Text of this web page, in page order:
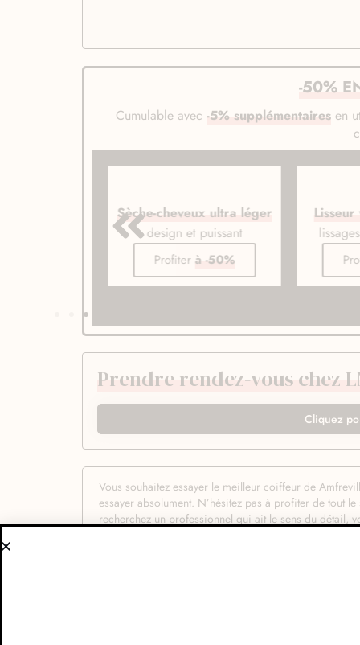
-50%
Cumulable avec -5% supplémentairesen
Sèche-cheveux ultra léger
design et puissant
Profiter à -50%
Prendre rendez-vous chez
Cliquez
Vous souhaitez essayer le meilleur coiffeur de
essayer absolument. N’hésitez pas à profiter de tout
recherchez un professionnel qui ait le sens du détail,
les portes de LM Posi’tif et découvrez un coiffeur
parfaitement à l’aise pour profiter de ce moment de
être tout à fait en confiance quant au résultat final.
s’adapte à vos souhaits et on les réalise avec
qualité de coiffure en utilisant uniquement des